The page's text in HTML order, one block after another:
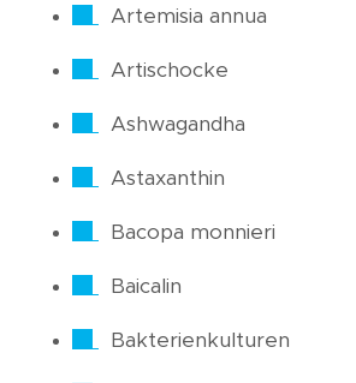
Artemisia annua
Artischocke
Ashwagandha
Astaxanthin
Bacopa monnieri
Baicalin
Bakterienkulturen